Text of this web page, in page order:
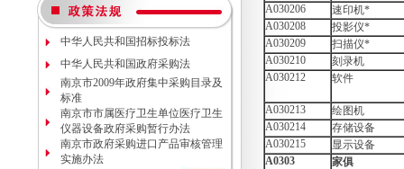
南京市妇幼保健院丁家庄院区病理
科密集架项目现场勘察调研邀请
南京市妇幼保健院院内专项资金结
南京市妇幼保健院数字化血管造影
机维保项目（项目编号NJFYCG-
2026S10）更正公告
南京市妇幼保健院院内工程结算审
计服务调研公告
南京市妇幼保健院生命体征检测仪
项目（项目编号NJFYCG-
中华人民共和国招标投标法
中华人民共和国政府采购法
南京市2009年政府集中采购目录及
标准
南京市市属医疗卫生单位医疗卫生
仪器设备政府采购暂行办法
南京市政府采购进口产品审核管理
实施办法
A030206
速印机*
A030208
投影仪*
A030209
扫描仪*
A030210
刻录机
A030212
软件
A030213
绘图机
A030214
存储设备
A030215
显示设备
A0303
家俱